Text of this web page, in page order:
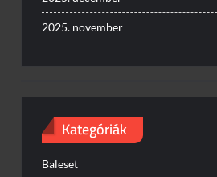
2025. november
Kategóriák
Baleset